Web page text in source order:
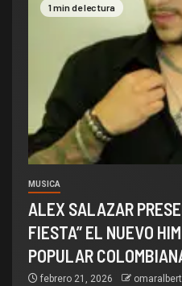
1 min de lectura
MUSICA
ALEX SALAZAR
FIESTA” EL NUEVO
POPULAR
febrero 21, 2026